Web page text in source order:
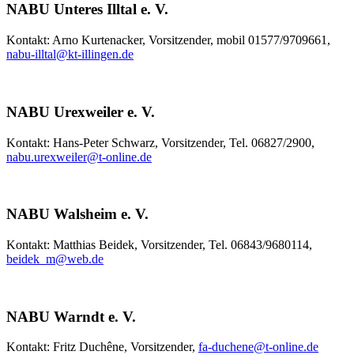
NABU Unteres Illtal e. V.
Kontakt: Arno Kurtenacker, Vorsitzender, mobil 01577/9709661,
nabu-illtal@kt-illingen.de
NABU Urexweiler e. V.
Kontakt: Hans-Peter Schwarz, Vorsitzender, Tel. 06827/2900,
nabu.urexweiler@t-online.de
NABU Walsheim e. V.
Kontakt: Matthias Beidek, Vorsitzender, Tel. 06843/9680114,
beidek_m@web.de
NABU Warndt e. V.
Kontakt: Fritz Duchêne, Vorsitzender, fa-duchene@t-online.de